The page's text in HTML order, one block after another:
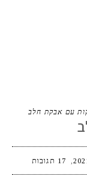
עם אבקת חלב
17 תגובות